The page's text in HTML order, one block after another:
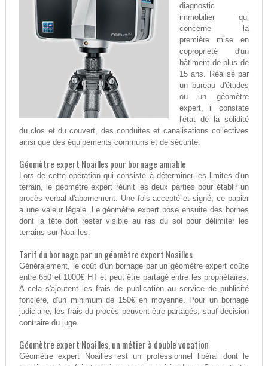
diagnostic
immobilier qui
concerne la
première mise en
copropriété d'un
bâtiment de plus de
15 ans. Réalisé par
un bureau d'études
ou un géomètre
expert, il constate
l'état de la solidité
du clos et du couvert, des conduites et canalisations collectives
ainsi que des équipements communs et de sécurité.
Géomètre expert Noailles pour bornage amiable
Lors de cette opération qui consiste à déterminer les limites d'un
terrain, le géomètre expert réunit les deux parties pour établir un
procès verbal d'abornement. Une fois accepté et signé, ce papier
a une valeur légale. Le géomètre expert pose ensuite des bornes
dont la tête doit rester visible au ras du sol pour délimiter les
terrains sur Noailles.
Tarif du bornage par un géomètre expert Noailles
Généralement, le coût d'un bornage par un géomètre expert coûte
entre 650 et 1000€ HT et peut être partagé entre les propriétaires.
A cela s'ajoutent les frais de publication au service de publicité
foncière, d'un minimum de 150€ en moyenne. Pour un bornage
judiciaire, les frais du procès peuvent être partagés, sauf décision
contraire du juge.
Géomètre expert Noailles, un métier à double vocation
Géomètre expert Noailles est un professionnel libéral dont le